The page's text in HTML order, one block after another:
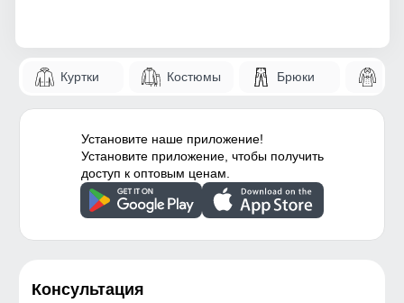
Куртки Костюмы Брюки
Установите наше приложение!
Установите приложение, чтобы получить
доступ к оптовым ценам.
Консультация